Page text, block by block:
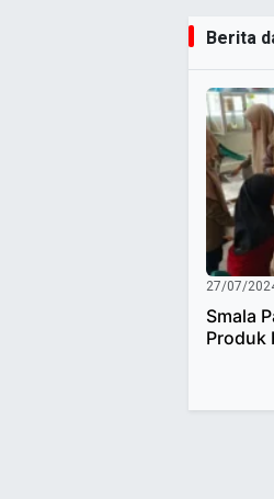
Berita
27/07/
Smala
Produk